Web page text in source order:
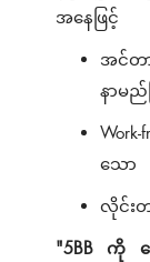
အနေဖြင့်
အင်တ
နာမည်
သော
လိုင်း
"5BB ကို ရွ